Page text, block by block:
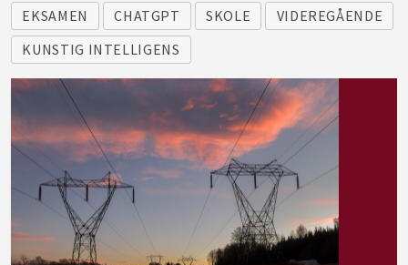
EKSAMEN CHATGPT SKOLE
VIDEREGÅENDE
KUNSTIG INTELLIGENS